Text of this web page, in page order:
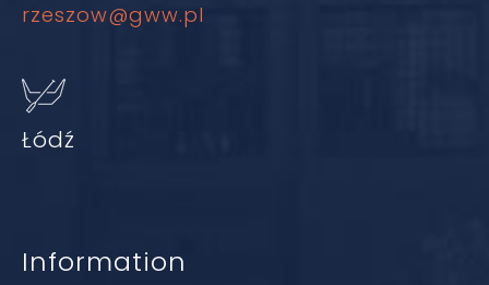
rzeszow@gww.pl
Łódź
Information